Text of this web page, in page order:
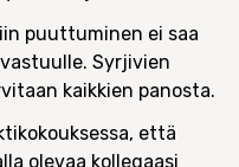
puuttuminen ei saa
Syrjivien
kaikkien panosta.
että
olevaa kollegaasi